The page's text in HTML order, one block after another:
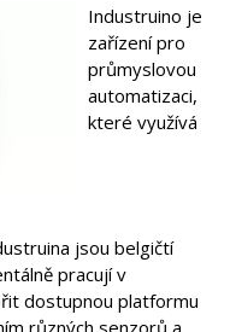
Industruino je
zařízení pro
průmyslovou
automatizaci,
které využívá
jsou belgičtí
pracují v
dostupnou platformu